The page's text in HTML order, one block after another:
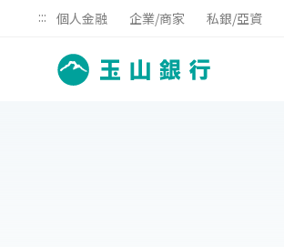
::: 個人金融 企業/商家 私銀/亞資